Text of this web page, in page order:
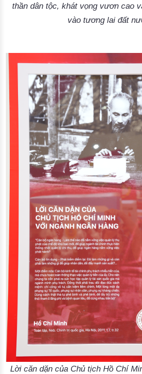
thần dân tộc, khát vọng vươn cao
vào tương lai đất
Lời căn dặn của Chủ tịch Hồ Chí